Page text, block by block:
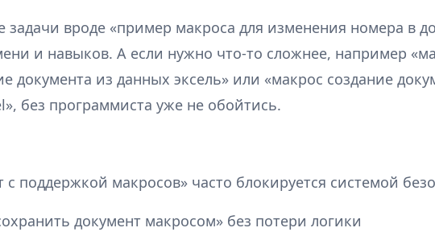
задачи вроде «пример макроса для изменения номера в
и навыков. А если нужно что-то сложнее, например
документа из данных эксель» или «макрос создание
без программиста уже не обойтись.
с поддержкой макросов» часто блокируется системой
документ макросом» без потери логики